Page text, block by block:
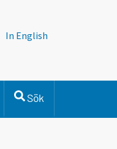
In English
Sök